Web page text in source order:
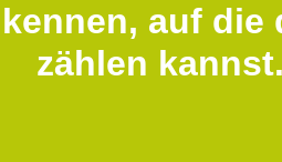
kennen, auf die
zählen kannst.